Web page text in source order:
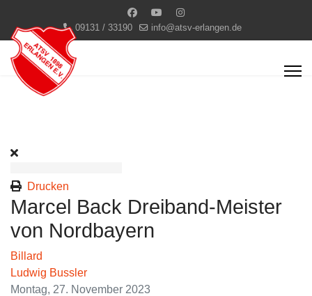
09131 / 33190 info@atsv-erlangen.de
Drucken
Marcel Back Dreiband-Meister
von Nordbayern
Billard
Ludwig Bussler
Montag, 27. November 2023